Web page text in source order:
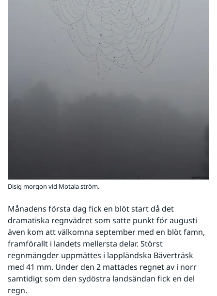
Disig morgon vid Motala ström.
Månadens första dag fick en blöt start då det
dramatiska regnvädret som satte punkt för augusti
även kom att välkomna september med en blöt famn,
framförallt i landets mellersta delar. Störst
regnmängder uppmättes i lappländska Bäverträsk
med 41 mm. Under den 2 mattades regnet av i norr
samtidigt som den sydöstra landsändan fick en del
regn.